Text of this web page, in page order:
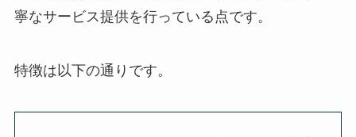
寧なサービス提供を行っている点です。
特徴は以下の通りです。